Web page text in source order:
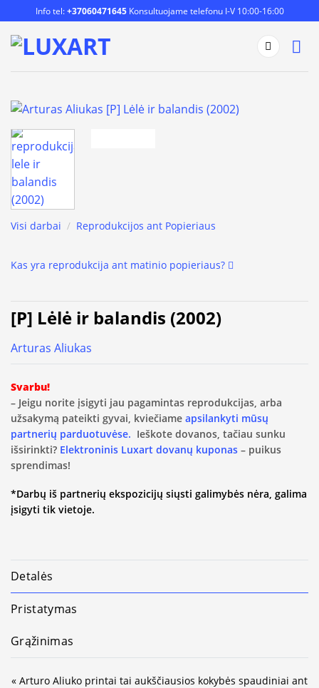
to
content
Info tel:+37060471645Konsultuojame telefonu I-V 10:00-16:00
Visi darbai / Reprodukcijos ant Popieriaus
Kas yra reprodukcija ant matinio popieriaus?
[P] Lėlė ir balandis (2002)
Arturas Aliukas
Svarbu!
– Jeigu norite įsigyti jau pagamintas reprodukcijas, arba
užsakymą pateikti gyvai, kviečiame apsilankyti mūsų
partnerių parduotuvėse. Ieškote dovanos, tačiau sunku
išsirinkti? Elektroninis Luxart dovanų kuponas – puikus
sprendimas!
*Darbų iš partnerių ekspozicijų siųsti galimybės nėra, galima
įsigyti tik vietoje.
Detalės
Pristatymas
Grąžinimas
« Arturo Aliuko printai tai aukščiausios kokybės spaudiniai ant